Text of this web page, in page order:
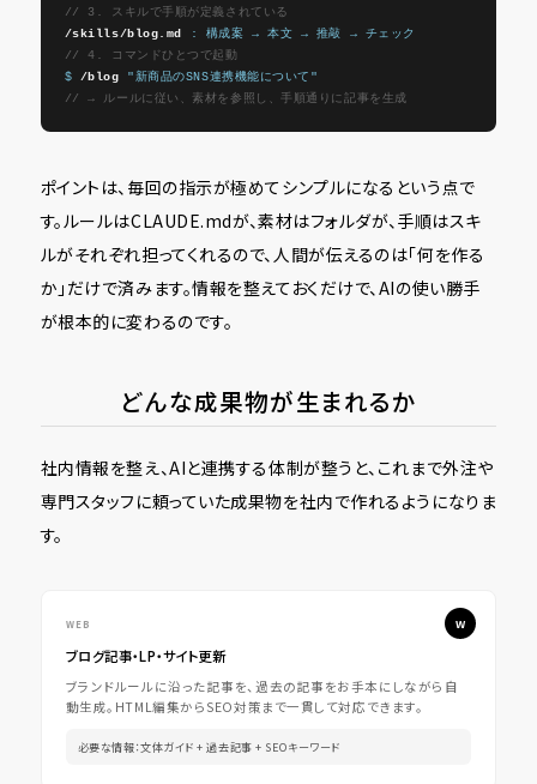
// 3. スキルで手順が定義されている
/skills/blog.md : 構成案 → 本文 → 推敲 → チェック
// 4. コマンドひとつで起動
$ /blog "新商品のSNS連携機能について"
// → ルールに従い、素材を参照し、手順通りに記事を生成
ポイントは、毎回の指示が極めてシンプルになるという点で
す。ルールはCLAUDE.mdが、素材はフォルダが、手順はスキ
ルがそれぞれ担ってくれるので、人間が伝えるのは「何を作る
か」だけで済みます。情報を整えておくだけで、AIの使い勝手
が根本的に変わるのです。
どんな成果物が生まれるか
社内情報を整え、AIと連携する体制が整うと、これまで外注や
専門スタッフに頼っていた成果物を社内で作れるようになりま
す。
WEB
ブログ記事・LP・サイト更新
ブランドルールに沿った記事を、過去の記事をお手本にしながら自
動生成。HTML編集からSEO対策まで一貫して対応できます。
必要な情報：文体ガイド + 過去記事 + SEOキーワード